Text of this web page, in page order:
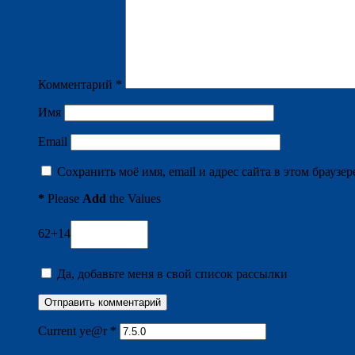
Комментарий *
Имя
Email
Сохранить моё имя, email и адрес сайта в этом
* Please Add the Values
62+14
Да, добавьте меня в свой список рассылки
Current ye@r *